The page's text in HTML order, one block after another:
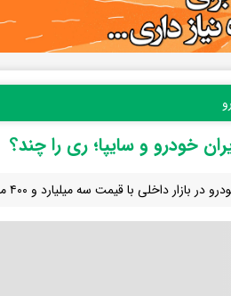
خودرو و سایپا؛ ری را چند؟
داخلی با قیمت سه میلیارد و ۴۰۰ میلیون تومان است.